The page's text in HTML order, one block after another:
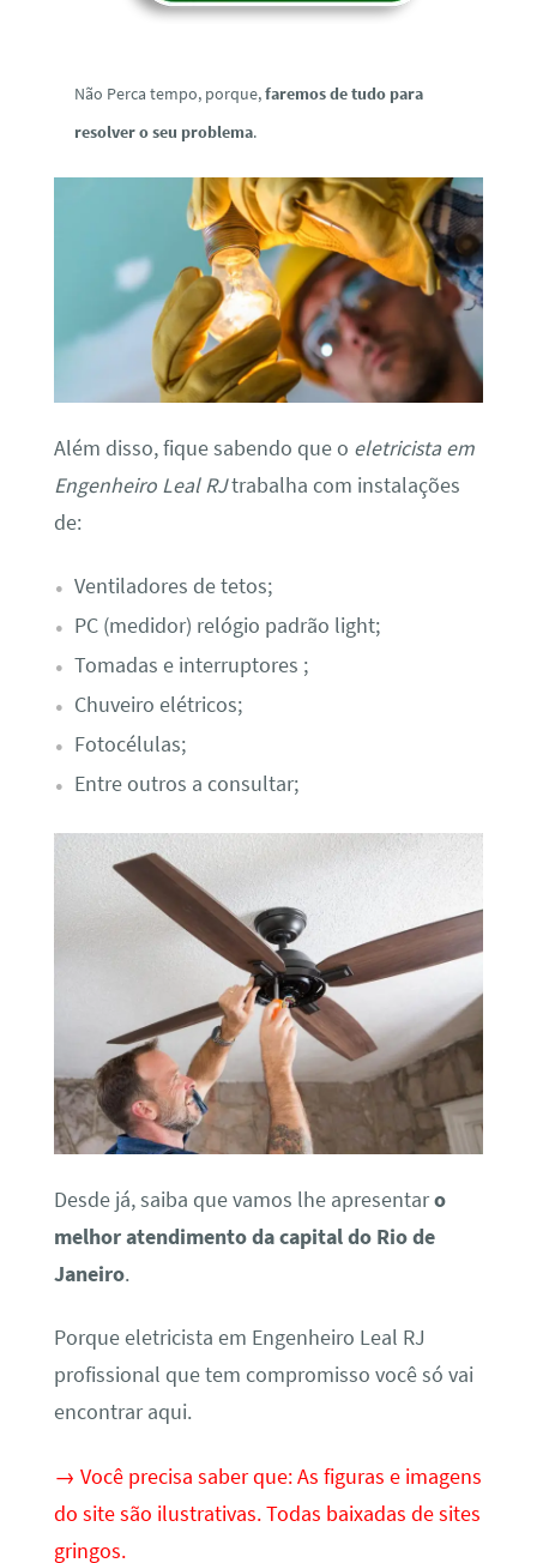
Não Perca tempo, porque,faremos de tudo para
resolver o seu problema.
Além disso, fique sabendo que o eletricista em
Engenheiro Leal RJtrabalha com instalações
de:
Ventiladores de tetos;
PC (medidor) relógio padrão light;
Tomadas e interruptores ;
Chuveiro elétricos;
Fotocélulas;
Entre outros a consultar;
Desde já, saiba que vamos lhe apresentaro
melhor atendimento da capital do Rio de
Janeiro.
Porque eletricista em Engenheiro Leal RJ
profissional que tem compromisso você só vai
encontrar aqui.
→ Você precisa saber que: As figuras e imagens
do site são ilustrativas. Todas baixadas de sites
gringos.